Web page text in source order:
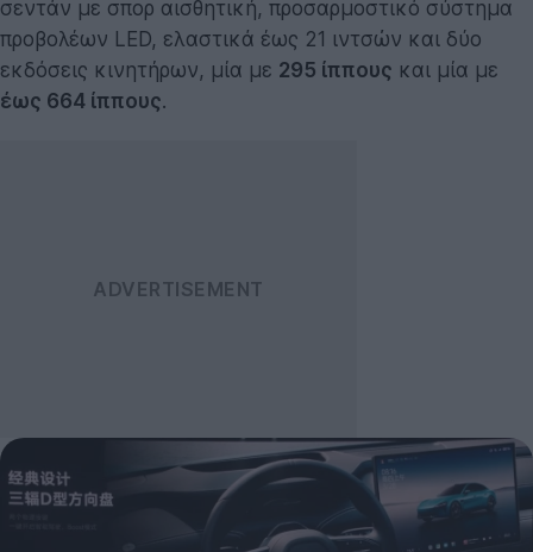
σεντάν με σπορ αισθητική, προσαρμοστικό σύστημα
προβολέων LED, ελαστικά έως 21 ιντσών και δύο
εκδόσεις κινητήρων, μία με 295 ίππους και μία με
έως 664 ίππους.